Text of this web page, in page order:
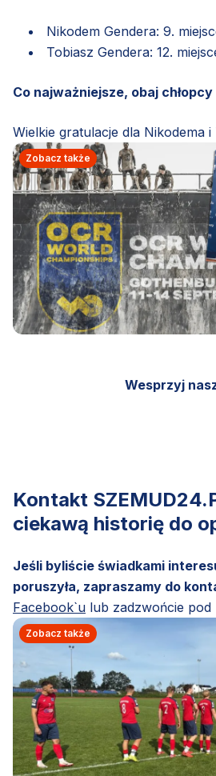
Nikodem Gendera: 9.
Tobiasz Gendera: 12.
Co najważniejsze, obaj
Wielkie gratulacje dla Nikodema
Zobacz także
Wesprzyj
Kontakt
ciekawą historię do
Jeśli byliście świadkami
poruszyła, zapraszamy do
Facebook`u lub zadzwońcie pod
Zobacz także